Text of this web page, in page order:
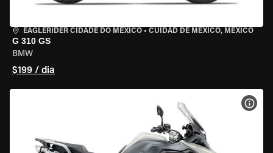
EAGLERIDER CIDADE DO MÉXICO • CUIDAD DE MEXICO, MEXICO
G 310 GS
BMW
$199 / dia
VER